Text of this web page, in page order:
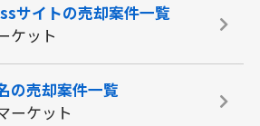
サイトの売却案件一覧
ケット
の売却案件一覧
ーケット